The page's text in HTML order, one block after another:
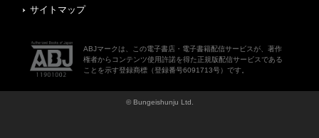
サイトマップ
ABJマークは、この電子書店・電子書籍配信サービスが、著作
権者からコンテンツ使用許諾を得た正規版配信サービスである
ことを示す登録商標（登録番号6091713号）です。
© Bungeishunju Ltd.